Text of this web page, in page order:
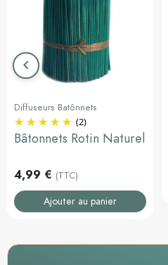
Précédent
keyboard_arrow_left
Diffuseurs Batônnets
(2)
Bâtonnets Rotin Naturel
4,99 € (TTC)
Ajouter au panier